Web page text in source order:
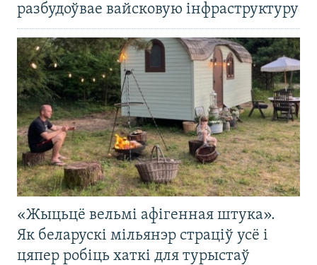
разбудоўвае вайсковую інфраструктуру
«Жыцьцё вельмі афігенная штука».
Як беларускі мільянэр страціў усё і
цяпер робіць хаткі для турыстаў